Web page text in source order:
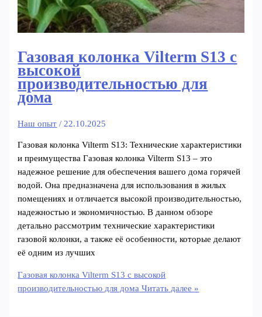
Газовая колонка Vilterm S13 с
высокой
производительностью для
дома
Наш опыт / 22.10.2025
Газовая колонка Vilterm S13: Технические характеристики
и преимущества Газовая колонка Vilterm S13 – это
надежное решение для обеспечения вашего дома горячей
водой. Она предназначена для использования в жилых
помещениях и отличается высокой производительностью,
надежностью и экономичностью. В данном обзоре
детально рассмотрим технические характеристики
газовой колонки, а также её особенности, которые делают
её одним из лучших
Газовая колонка Vilterm S13 с высокой
производительностью для дома Читать далее »